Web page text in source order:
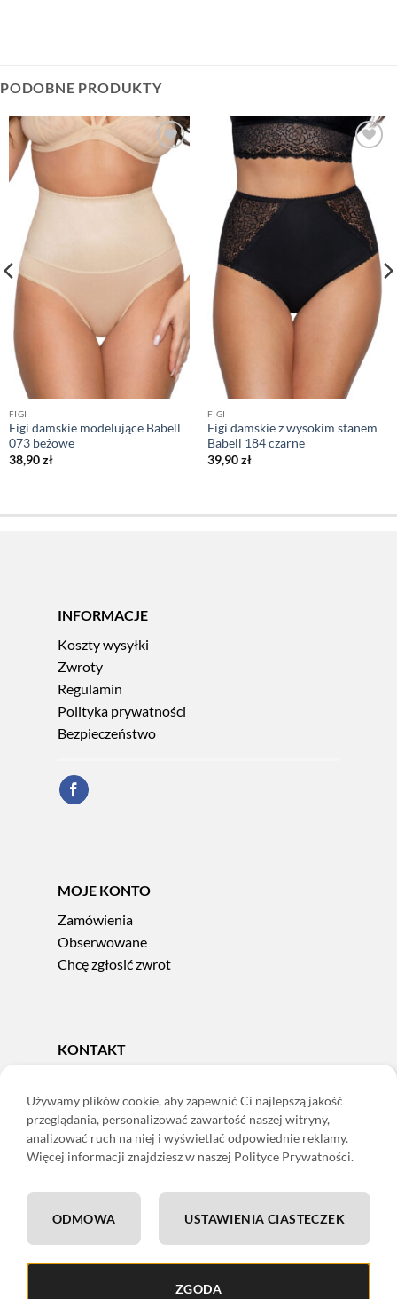
PODOBNE PRODUKTY
FIGI
Figi damskie modelujące Babell
073 beżowe
38,90zł
FIGI
Figi damskie z wysokim stanem
Babell 184 czarne
39,90zł
INFORMACJE
Koszty wysyłki
Zwroty
Regulamin
Polityka prywatności
Bezpieczeństwo
MOJE KONTO
Zamówienia
Obserwowane
Chcę zgłosić zwrot
KONTAKT
e-mail:sklep@adoris.pl
poniedziałek - piątek 8:00-16:00
Adoris Dorota Święcka
58-502 Jelenia Góra
Używamy plików cookie, aby zapewnić Ci najlepszą jakość
przeglądania, personalizować zawartość naszej witryny,
analizować ruch na niej i wyświetlać odpowiednie reklamy.
Więcej informacji znajdziesz w naszej Polityce Prywatności.
ZGODA
USTAWIENIA CIASTECZEK
ODMOWA